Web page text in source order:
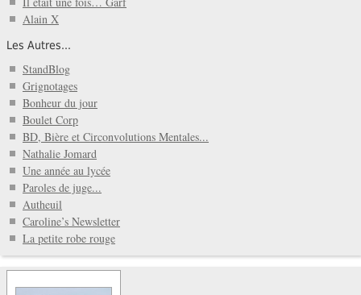
Alain X
Les Autres...
StandBlog
Grignotages
Bonheur du jour
Boulet Corp
BD, Bière et Circonvolutions Mentales...
Nathalie Jomard
Une année au lycée
Paroles de juge...
Autheuil
Caroline’s Newsletter
La petite robe rouge